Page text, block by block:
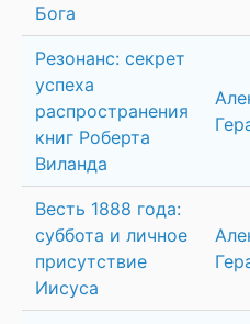
Бога
Резонанс: секрет
успеха
распространения
книг Роберта
Виланда
Весть 1888 года:
суббота и личное
присутствие
Иисуса